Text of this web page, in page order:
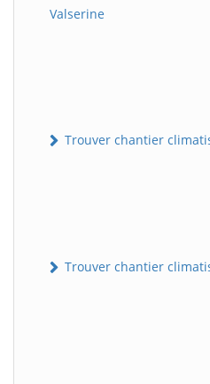
Valserine
Trouver chantier
Trouver chantier